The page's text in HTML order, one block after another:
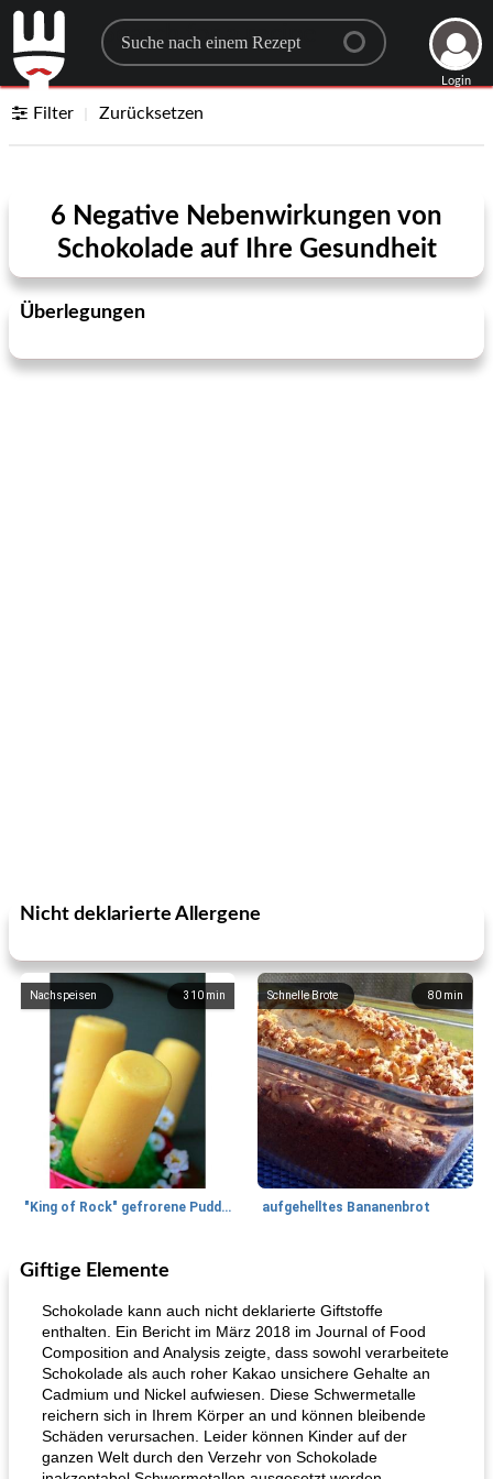
Search for a recipe
Login
Filter Zurücksetzen
6 Negative Nebenwirkungen von
Schokolade auf Ihre Gesundheit
Überlegungen
Nicht deklarierte Allergene
310 min
Nachspeisen
"King of Rock" gefrorene Pudding Pops
80 min
Schnelle Brote
aufgehelltes Bananenbrot
Mittagessen / Snacks
Giftige Elemente
Schokolade kann auch nicht deklarierte Giftstoffe
enthalten. Ein Bericht im März 2018 im Journal of Food
Composition and Analysis zeigte, dass sowohl verarbeitete
Schokolade als auch roher Kakao unsichere Gehalte an
Cadmium und Nickel aufwiesen. Diese Schwermetalle
reichern sich in Ihrem Körper an und können bleibende
Schäden verursachen. Leider können Kinder auf der
ganzen Welt durch den Verzehr von Schokolade